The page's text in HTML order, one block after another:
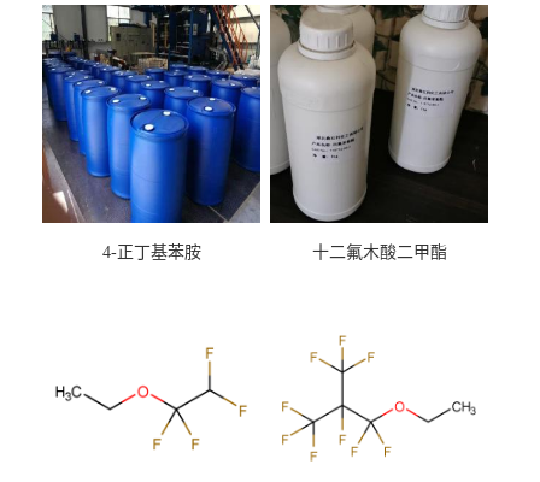
4-正丁基苯胺 十二氟木酸二甲酯